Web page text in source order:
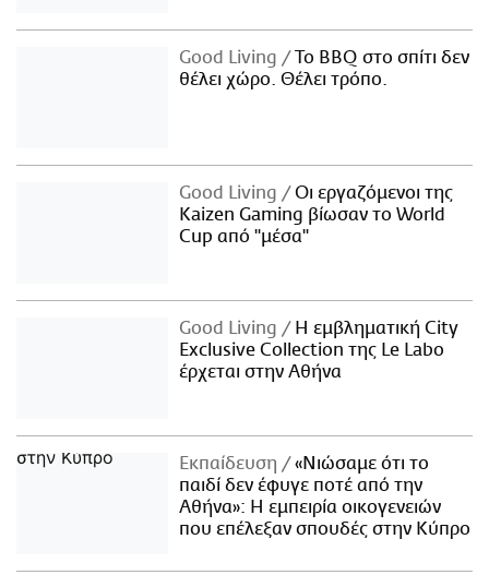
Good Living
Το BBQ στο σπίτι δεν
θέλει χώρο. Θέλει τρόπο.
Good Living
Οι εργαζόμενοι της
Kaizen Gaming βίωσαν το World
Cup από "μέσα"
Good Living
Η εμβληματική City
Exclusive Collection της Le Labo
έρχεται στην Αθήνα
Εκπαίδευση
«Νιώσαμε ότι το
παιδί δεν έφυγε ποτέ από την
Αθήνα»: Η εμπειρία οικογενειών
που επέλεξαν σπουδές στην Κύπρο